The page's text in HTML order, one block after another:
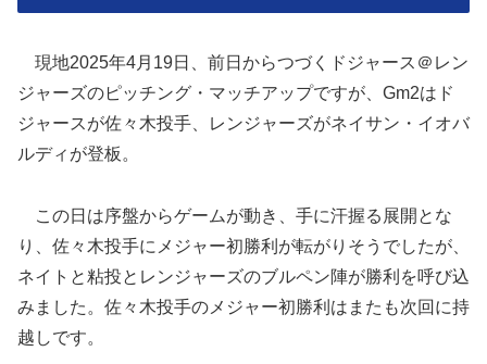
現地2025年4月19日、前日からつづくドジャース＠レン
ジャーズのピッチング・マッチアップですが、Gm2はド
ジャースが佐々木投手、レンジャーズがネイサン・イオバ
ルディが登板。
この日は序盤からゲームが動き、手に汗握る展開とな
り、佐々木投手にメジャー初勝利が転がりそうでしたが、
ネイトと粘投とレンジャーズのブルペン陣が勝利を呼び込
みました。佐々木投手のメジャー初勝利はまたも次回に持
越しです。